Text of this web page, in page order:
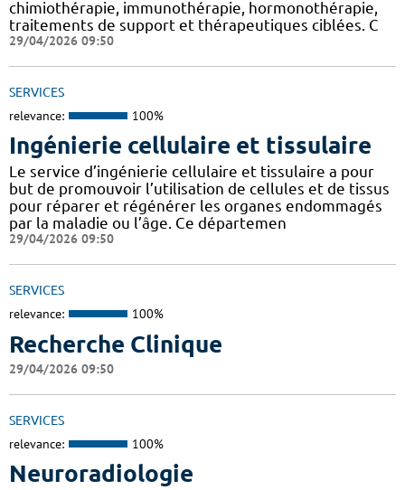
chimiothérapie, immunothérapie, hormonothérapie,
traitements de support et thérapeutiques ciblées. C
29/04/2026 09:50
SERVICES
relevance: 100%
Ingénierie cellulaire et tissulaire
Le service d’ingénierie cellulaire et tissulaire a pour
but de promouvoir l’utilisation de cellules et de tissus
pour réparer et régénérer les organes endommagés
par la maladie ou l’âge. Ce départemen
29/04/2026 09:50
SERVICES
relevance: 100%
Recherche Clinique
29/04/2026 09:50
SERVICES
relevance: 100%
Neuroradiologie